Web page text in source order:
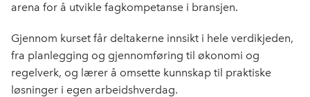
arena for å utvikle fagkompetanse i bransjen.
Gjennom kurset får deltakerne innsikt i hele verdikjeden,
fra planlegging og gjennomføring til økonomi og
regelverk, og lærer å omsette kunnskap til praktiske
løsninger i egen arbeidshverdag.